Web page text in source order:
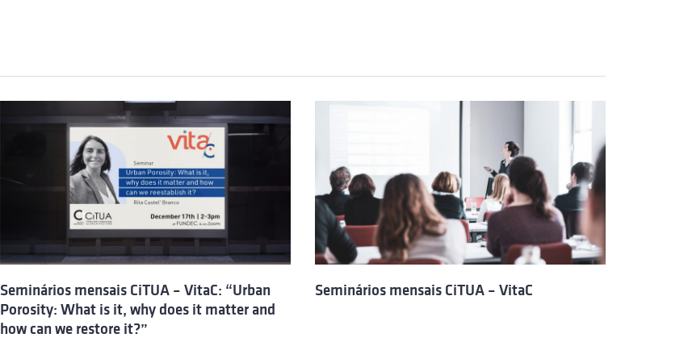
Seminários mensais CiTUA – VitaC: “Urban
Porosity: What is it, why does it matter and
how can we restore it?”
Seminários mensais CiTUA – VitaC